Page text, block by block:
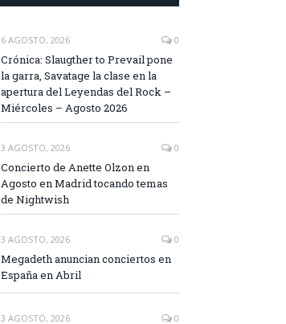
6 AGOSTO, 2026 0
Crónica: Slaugther to Prevail pone
la garra, Savatage la clase en la
apertura del Leyendas del Rock –
Miércoles – Agosto 2026
3 AGOSTO, 2026 0
Concierto de Anette Olzon en
Agosto en Madrid tocando temas
de Nightwish
3 AGOSTO, 2026 0
Megadeth anuncian conciertos en
España en Abril
3 AGOSTO, 2026 0